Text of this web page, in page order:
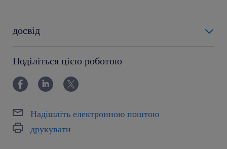
досвід
Поділіться цією роботою
Надішліть електронною поштою
друкувати